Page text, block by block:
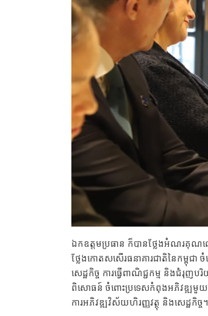
ឯកឧត្តមប្រធាន ក៏បានថ្លែងអំណរគុណ
ថ្លែងកោតសសើរធនាគារជាតិនៃកម្ពុជា
សេដ្ឋកិច្ច ការធ្វើពាណិជ្ជកម្ម និងជំរុ
ពិសោធន៍ ចំពោះប្រទេសកំពុងអភិវឌ្ឍមួយ
ការអភិវឌ្ឍវិស័យហិរញ្ញវត្ថុ និងសេដ្ឋកិច្ច។